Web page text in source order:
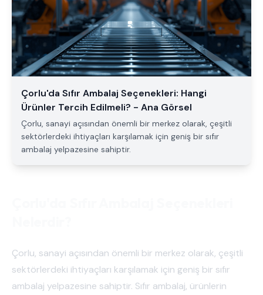
Çorlu'da Sıfır Ambalaj Seçenekleri: Hangi
Ürünler Tercih Edilmeli? - Ana Görsel
Çorlu, sanayi açısından önemli bir merkez olarak, çeşitli
sektörlerdeki ihtiyaçları karşılamak için geniş bir sıfır
ambalaj yelpazesine sahiptir.
Çorlu, sanayi açısından önemli bir merkez olarak, çeşitli
sektörlerdeki ihtiyaçları karşılamak için geniş bir sıfır
ambalaj yelpazesine sahiptir. Sıfır ambalaj, ürünlerin